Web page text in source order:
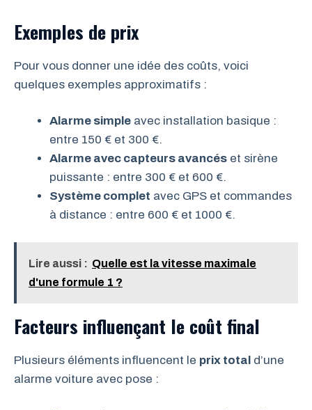
Exemples de prix
Pour vous donner une idée des coûts, voici
quelques exemples approximatifs :
Alarme simple avec installation basique :
entre 150 € et 300 €.
Alarme avec capteurs avancés et sirène
puissante : entre 300 € et 600 €.
Système complet avec GPS et commandes
à distance : entre 600 € et 1000 €.
Lire aussi : Quelle est la vitesse maximale
d'une formule 1 ?
Facteurs influençant le coût final
Plusieurs éléments influencent le prix total d’une
alarme voiture avec pose :